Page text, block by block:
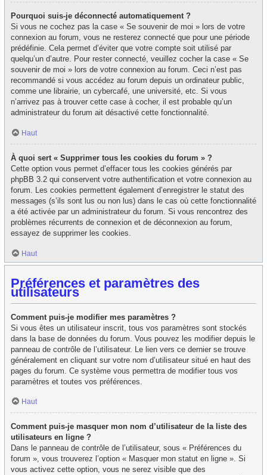
Pourquoi suis-je déconnecté automatiquement ?
Si vous ne cochez pas la case « Se souvenir de moi » lors de votre
connexion au forum, vous ne resterez connecté que pour une période
prédéfinie. Cela permet d’éviter que votre compte soit utilisé par
quelqu’un d’autre. Pour rester connecté, veuillez cocher la case « Se
souvenir de moi » lors de votre connexion au forum. Ceci n’est pas
recommandé si vous accédez au forum depuis un ordinateur public,
comme une librairie, un cybercafé, une université, etc. Si vous
n’arrivez pas à trouver cette case à cocher, il est probable qu’un
administrateur du forum ait désactivé cette fonctionnalité.
Haut
À quoi sert « Supprimer tous les cookies du forum » ?
Cette option vous permet d’effacer tous les cookies générés par
phpBB 3.2 qui conservent votre authentification et votre connexion au
forum. Les cookies permettent également d’enregistrer le statut des
messages (s’ils sont lus ou non lus) dans le cas où cette fonctionnalité
a été activée par un administrateur du forum. Si vous rencontrez des
problèmes récurrents de connexion et de déconnexion au forum,
essayez de supprimer les cookies.
Haut
Préférences et paramètres des
utilisateurs
Comment puis-je modifier mes paramètres ?
Si vous êtes un utilisateur inscrit, tous vos paramètres sont stockés
dans la base de données du forum. Vous pouvez les modifier depuis le
panneau de contrôle de l’utilisateur. Le lien vers ce dernier se trouve
généralement en cliquant sur votre nom d’utilisateur situé en haut des
pages du forum. Ce système vous permettra de modifier tous vos
paramètres et toutes vos préférences.
Haut
Comment puis-je masquer mon nom d’utilisateur de la liste des
utilisateurs en ligne ?
Dans le panneau de contrôle de l’utilisateur, sous « Préférences du
forum », vous trouverez l’option « Masquer mon statut en ligne ». Si
vous activez cette option, vous ne serez visible que des